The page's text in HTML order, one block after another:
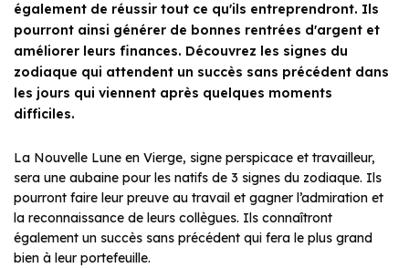
également de réussir tout ce qu'ils entreprendront. Ils
pourront ainsi générer de bonnes rentrées d'argent et
améliorer leurs finances. Découvrez les signes du
zodiaque qui attendent un succès sans précédent dans
les jours qui viennent après quelques moments
difficiles.
La Nouvelle Lune en Vierge, signe perspicace et travailleur,
sera une aubaine pour les natifs de 3 signes du zodiaque. Ils
pourront faire leur preuve au travail et gagner l’admiration et
la reconnaissance de leurs collègues. Ils connaîtront
également un succès sans précédent qui fera le plus grand
bien à leur portefeuille.